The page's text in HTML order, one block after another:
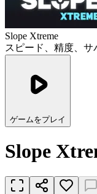
Slope Xtreme
スピード、精度、サ
ゲームをプレイ
Slope